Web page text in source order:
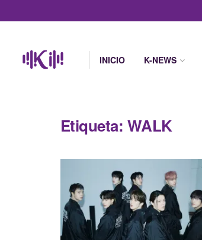
INICIO K-NEWS
Etiqueta: WALK